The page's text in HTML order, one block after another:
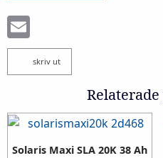
skriv ut
Solaris Maxi SLA 20K 38 Ah